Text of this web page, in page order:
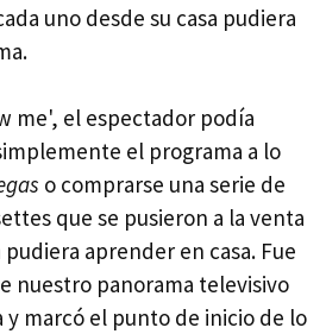
uno desde su casa pudiera
me', el espectador podía
el programa a lo
o comprarse una serie de
que se pusieron a la venta
aprender en casa. Fue
nuestro panorama televisivo
y marcó el punto de inicio de lo